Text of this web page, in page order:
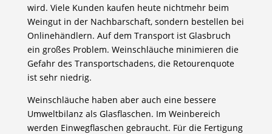
wird. Viele Kunden kaufen heute nichtmehr beim
Weingut in der Nachbarschaft, sondern bestellen bei
Onlinehändlern. Auf dem Transport ist Glasbruch
ein großes Problem. Weinschläuche minimieren die
Gefahr des Transportschadens, die Retourenquote
ist sehr niedrig.
Weinschläuche haben aber auch eine bessere
Umweltbilanz als Glasflaschen. Im Weinbereich
werden Einwegflaschen gebraucht. Für die Fertigung